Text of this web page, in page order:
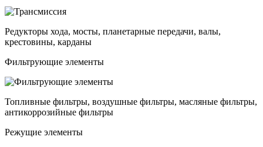
Редукторы хода, мосты, планетарные передачи, валы,
крестовины, карданы
Фильтрующие элементы
Топливные фильтры, воздушные фильтры, масляные фильтры,
антикоррозийные фильтры
Режущие элементы